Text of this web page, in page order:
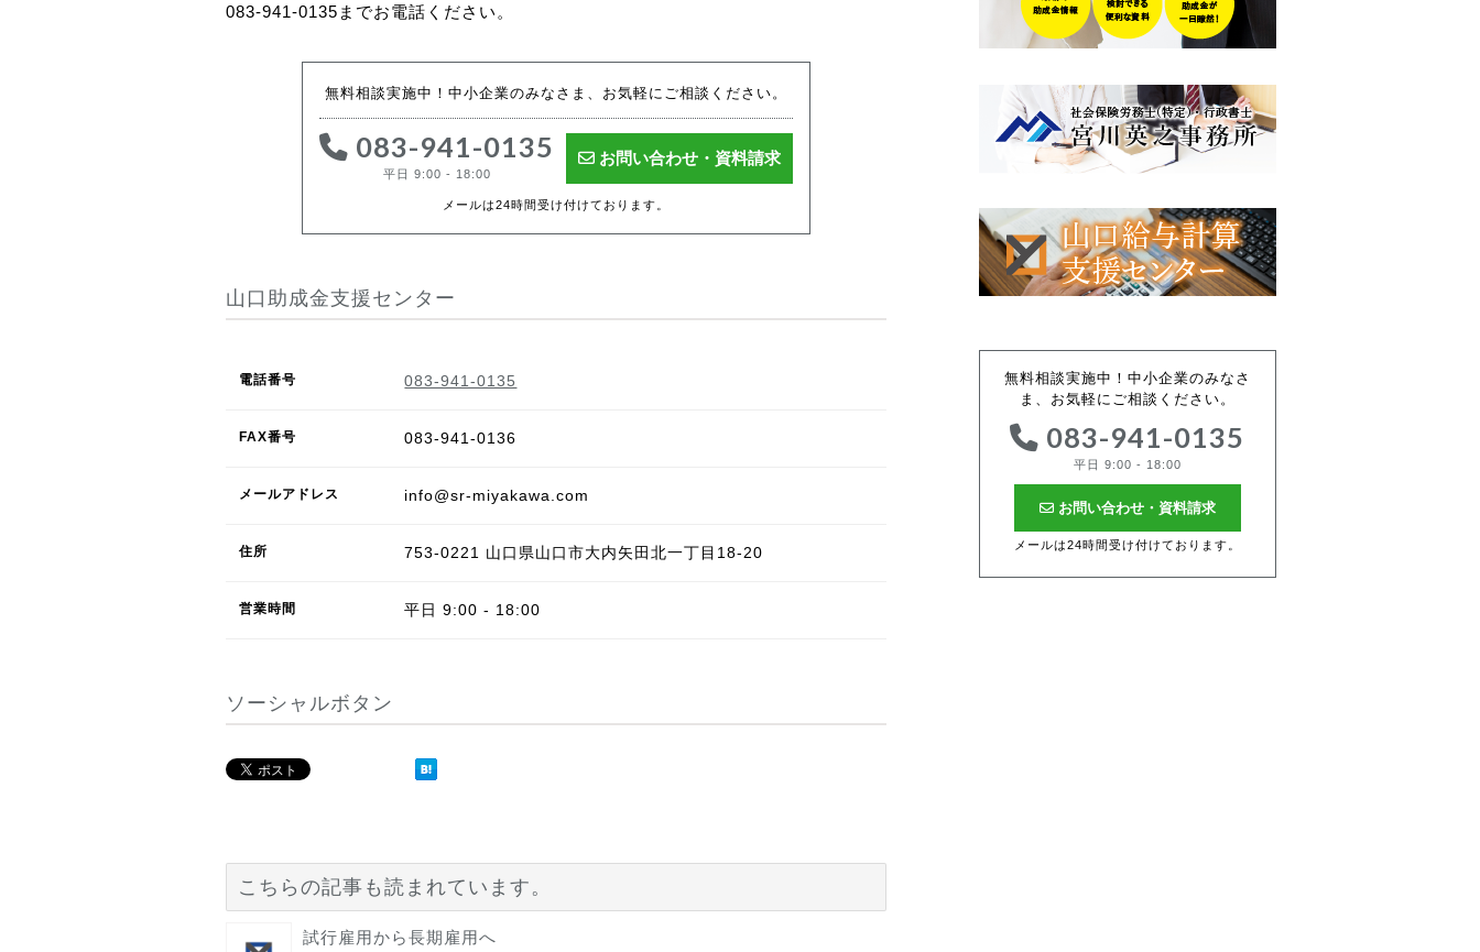
083-941-0135までお電話ください。
無料相談実施中！中小企業のみなさま、お気軽にご相談ください。
083-941-0135
平日 9:00 - 18:00
お問い合わせ・資料請求
メールは24時間受け付けております。
山口助成金支援センター
電話番号 083-941-0135
FAX番号 083-941-0136
メールアドレス info@sr-miyakawa.com
住所 753-0221 山口県 山口市大内矢田北一丁目18-20
営業時間 平日 9:00 - 18:00
ソーシャルボタン
こちらの記事も読まれています。
試行雇用から長期雇用へ
無料相談実施中！中小企業のみなさ
ま、お気軽にご相談ください。
083-941-0135
平日 9:00 - 18:00
お問い合わせ・資料請求
メールは24時間受け付けております。